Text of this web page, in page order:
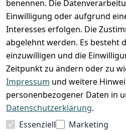
benennen. Die
Einwilligung oder aufgrund
Interesses erfolgen. Die
abgelehnt werden. Es besteht
einzuwilligen und die
Zeitpunkt zu ändern oder zu
Impressum und weitere
personenbezogener Daten in
Datenschutzerklärung.
Essenziell
Marketing